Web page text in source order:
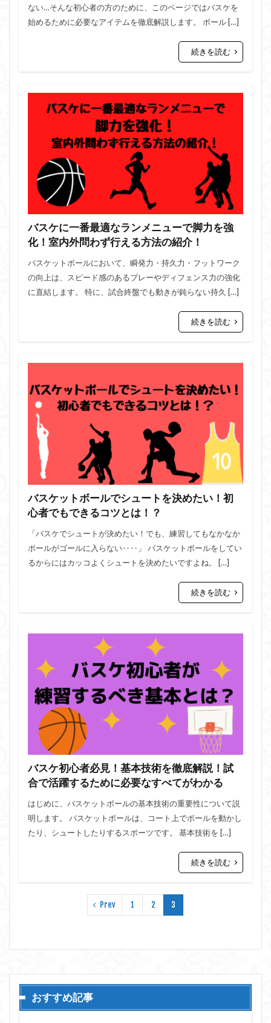
ない…そんな初心者の方のために、このページではバスケを
始めるために必要なアイテムを徹底解説します。 ボール […]
続きを読む
バスケに一番最適なランメニューで脚力を強
化！室内外問わず行える方法の紹介！
バスケットボールにおいて、瞬発力・持久力・フットワーク
の向上は、スピード感のあるプレーやディフェンス力の強化
に直結します。 特に、試合終盤でも動きが鈍らない持久 […]
続きを読む
バスケットボールでシュートを決めたい！初
心者でもできるコツとは！？
「バスケでシュートが決めたい！でも、練習してもなかなか
ボールがゴールに入らない‥‥」 バスケットボールをしてい
るからにはカッコよくシュートを決めたいですよね。 […]
続きを読む
バスケ初心者必見！基本技術を徹底解説！試
合で活躍するために必要なすべてがわかる
はじめに、バスケットボールの基本技術の重要性について説
明します。 バスケットボールは、コート上でボールを動かし
たり、シュートしたりするスポーツです。 基本技術を […]
続きを読む
Prev 1 2 3
おすすめ記事